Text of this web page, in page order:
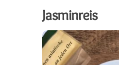
Jasminreis